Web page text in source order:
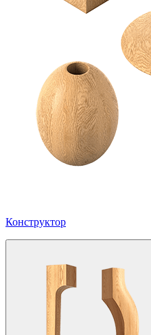
Конструктор